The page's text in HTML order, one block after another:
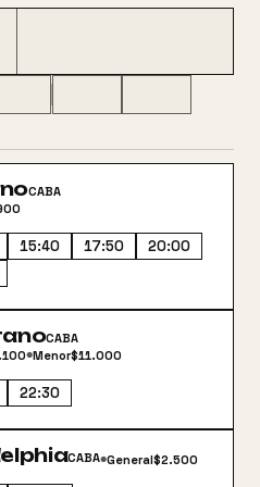
CABA
15:40 17:50
20:00
CABA
●Menor$11.000
22:30
CABA●General$2.500